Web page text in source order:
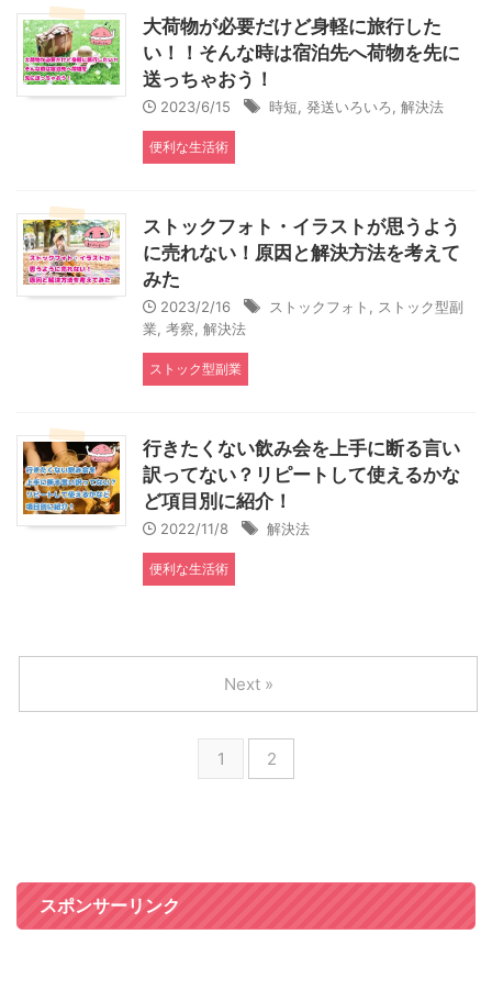
大荷物が必要だけど身軽に旅行した
い！！そんな時は宿泊先へ荷物を先に
送っちゃおう！
2023/6/15 時短 発送いろいろ 解決法
便利な生活術
ストックフォト・イラストが思うよう
に売れない！原因と解決方法を考えて
みた
2023/2/16 ストックフォト
ストック型副
業 考察 解決法
ストック型副業
行きたくない飲み会を上手に断る言い
訳ってない？リピートして使えるかな
ど項目別に紹介！
2022/11/8 解決法
便利な生活術
1 2
Next »
スポンサーリンク